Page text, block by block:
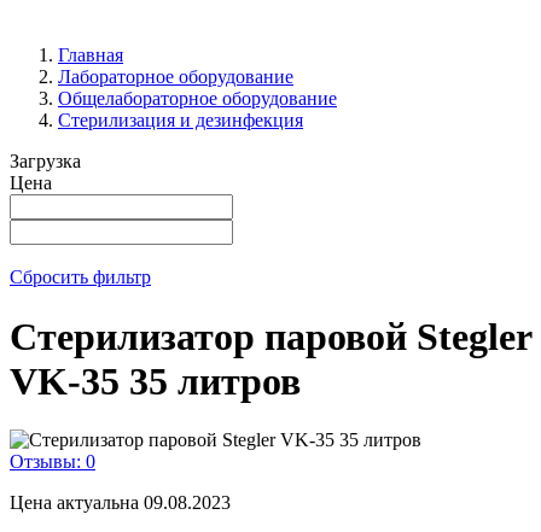
Главная
Лабораторное оборудование
Общелабораторное оборудование
Стерилизация и дезинфекция
Загрузка
Цена
Сбросить фильтр
Стерилизатор паровой Stegler
VK-35 35 литров
Отзывы: 0
Цена актуальна 09.08.2023